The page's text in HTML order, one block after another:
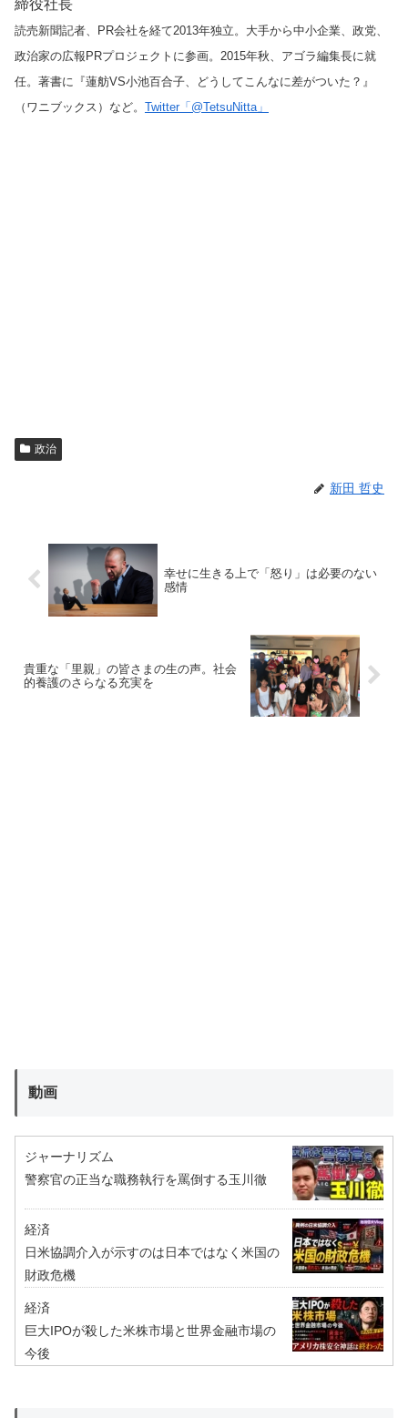
締役社長
読売新聞記者、PR会社を経て2013年独立。大手から中小企業、政党、
政治家の広報PRプロジェクトに参画。2015年秋、アゴラ編集長に就
任。著書に『蓮舫VS小池百合子、どうしてこんなに差がついた？』
（ワニブックス）など。 Twitter「@TetsuNitta」
政治
新田 哲史
幸せに生きる上で「怒り」は必要のない
感情
貴重な「里親」の皆さまの生の声。社会
的養護のさらなる充実を
動画
ジャーナリズム
警察官の正当な職務執行を罵倒する玉川徹
経済
日米協調介入が示すのは日本ではなく米国の
財政危機
経済
巨大IPOが殺した米株市場と世界金融市場の
今後